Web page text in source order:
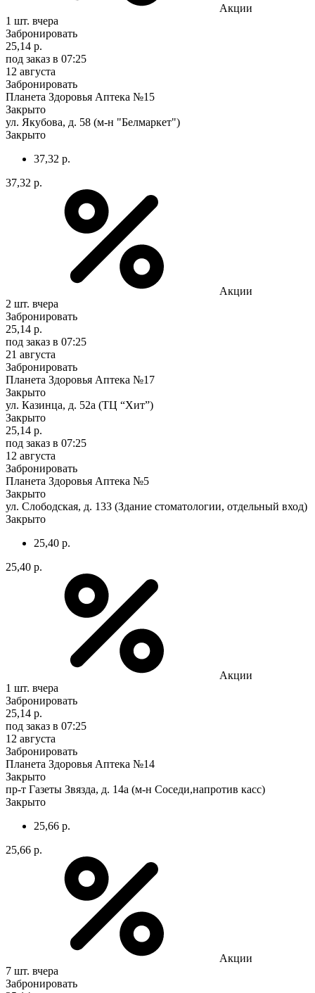
Акции
1 шт. вчера
Забронировать
25,14 р.
под заказ в 07:25
12 августа
Забронировать
Планета Здоровья Аптека №15
Закрыто
ул. Якубова, д. 58 (м-н "Белмаркет")
Закрыто
37,32 р.
37,32 р.
Акции
2 шт. вчера
Забронировать
25,14 р.
под заказ в 07:25
21 августа
Забронировать
Планета Здоровья Аптека №17
Закрыто
ул. Казинца, д. 52а (ТЦ “Хит”)
Закрыто
25,14 р.
под заказ в 07:25
12 августа
Забронировать
Планета Здоровья Аптека №5
Закрыто
ул. Слободская, д. 133 (Здание стоматологии, отдельный вход)
Закрыто
25,40 р.
25,40 р.
Акции
1 шт. вчера
Забронировать
25,14 р.
под заказ в 07:25
12 августа
Забронировать
Планета Здоровья Аптека №14
Закрыто
пр-т Газеты Звязда, д. 14а (м-н Соседи,напротив касс)
Закрыто
25,66 р.
25,66 р.
Акции
7 шт. вчера
Забронировать